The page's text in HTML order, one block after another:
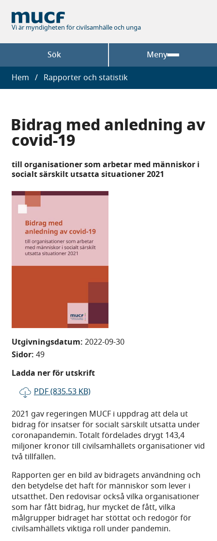
huvudinnehåll
Vi är myndigheten för civilsamhälle och unga
Sök Meny
Länkstig
Hem Rapporter och statistik
Bidrag med anledning av
covid-19
till organisationer som arbetar med människor i
socialt särskilt utsatta situationer 2021
Utgivningsdatum: 2022-09-30
Sidor: 49
Ladda ner för utskrift
PDF (835.53 KB)
2021 gav regeringen MUCF i uppdrag att dela ut
bidrag för insatser för socialt särskilt utsatta under
coronapandemin. Totalt fördelades drygt 143,4
miljoner kronor till civilsamhällets organisationer vid
två tillfällen.
Rapporten ger en bild av bidragets användning och
den betydelse det haft för människor som lever i
utsatthet. Den redovisar också vilka organisationer
som har fått bidrag, hur mycket de fått, vilka
målgrupper bidraget har stöttat och redogör för
civilsamhällets viktiga roll under pandemin.